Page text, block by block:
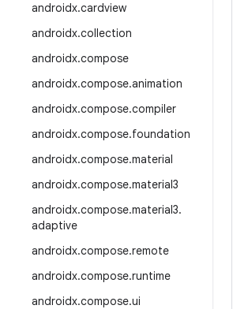
androidx.cardview
androidx.collection
androidx.compose
androidx.compose.animation
androidx.compose.compiler
androidx.compose.foundation
androidx.compose.material
androidx.compose.material3
androidx.compose.material3.
adaptive
androidx.compose.remote
androidx.compose.runtime
androidx.compose.ui